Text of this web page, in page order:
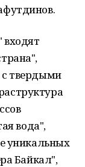
входят
твердыми
вода",
уникальных
Байкал",